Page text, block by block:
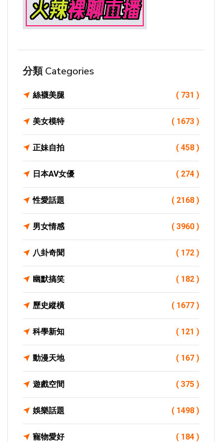
分類 Categories
絲襪美腿 ( 731 )
美女模特 ( 1673 )
正妹自拍 ( 458 )
日本AV女優 ( 274 )
性愛話題 ( 2168 )
男女情感 ( 3960 )
八卦奇聞 ( 172 )
幽默搞笑 ( 182 )
歷史縱橫 ( 1677 )
科學新知 ( 121 )
動漫天地 ( 167 )
遊戲空間 ( 375 )
娛樂話題 ( 1498 )
寵物愛好 ( 184 )